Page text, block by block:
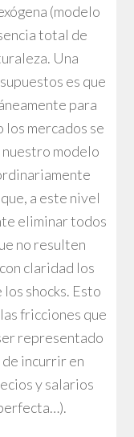
(modelo
total de
Una
es que
para
los mercados se
modelo
a este nivel
eliminar todos
no resulten
claridad los
shocks. Esto
fricciones que
representado
incurrir en
y salarios